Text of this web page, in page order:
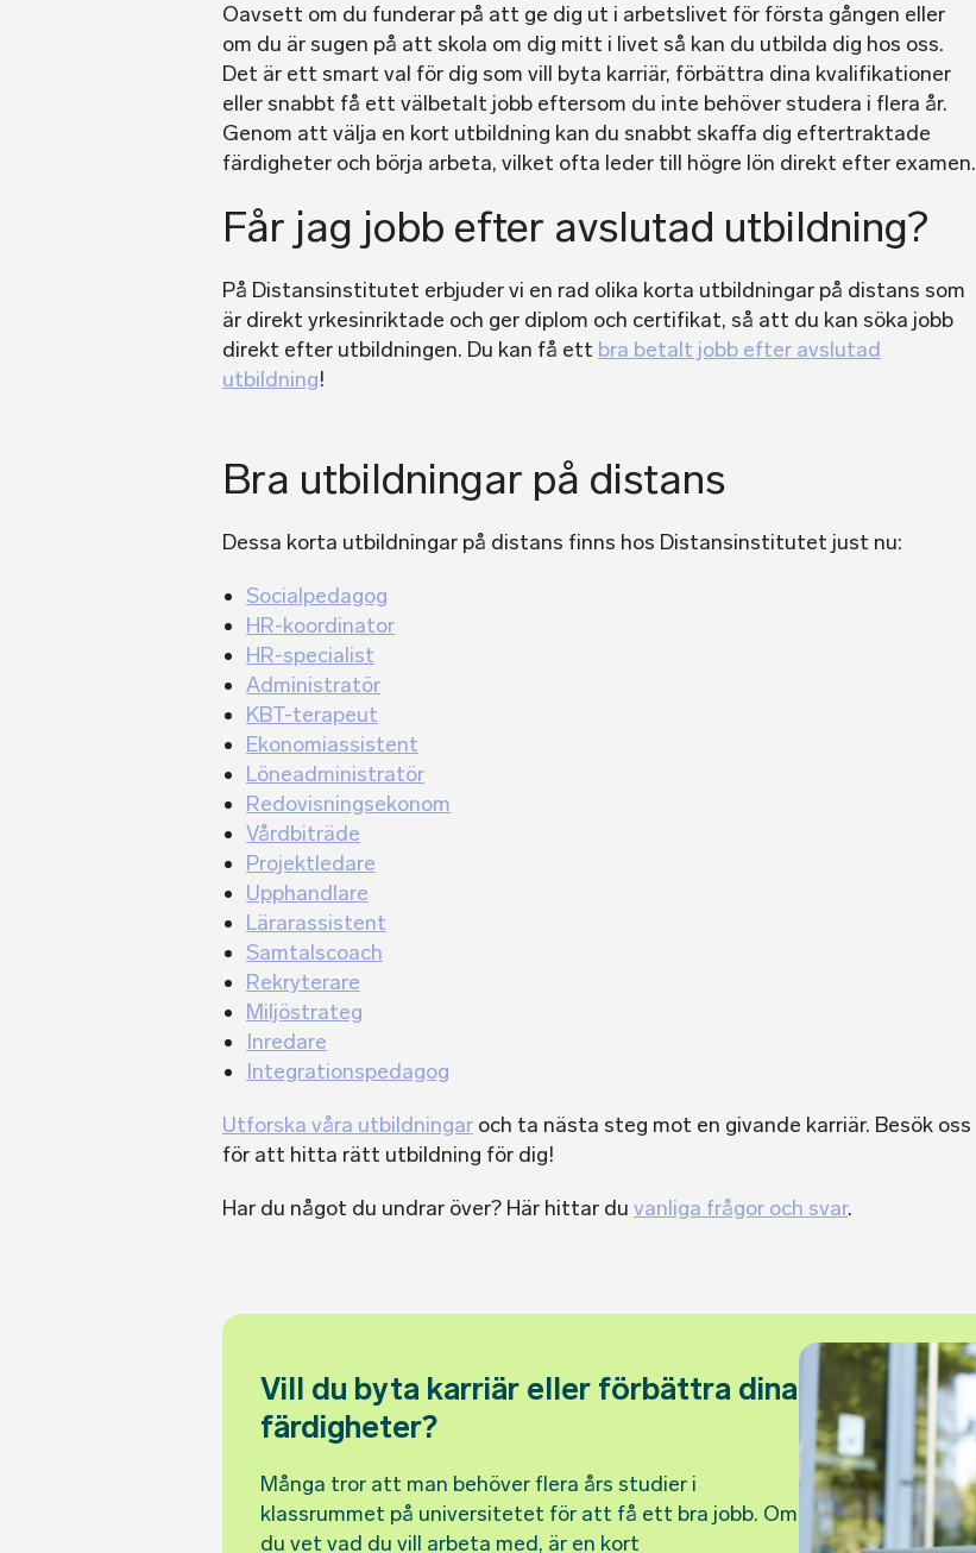
Oavsett om du funderar på att ge dig ut i arbetslivet för första gången eller
om du är sugen på att skola om dig mitt i livet så kan du utbilda dig hos oss.
Det är ett smart val för dig som vill byta karriär, förbättra dina kvalifikationer
eller snabbt få ett välbetalt jobb eftersom du inte behöver studera i flera år.
Genom att välja en kort utbildning kan du snabbt skaffa dig eftertraktade
färdigheter och börja arbeta, vilket ofta leder till högre lön direkt efter examen.
Får jag jobb efter avslutad utbildning?
På Distansinstitutet erbjuder vi en rad olika korta utbildningar på distans som
är direkt yrkesinriktade och ger diplom och certifikat, så att du kan söka jobb
direkt efter utbildningen. Du kan få ett bra betalt jobb efter avslutad
utbildning!
Bra utbildningar på distans
Dessa korta utbildningar på distans finns hos Distansinstitutet just nu:
Socialpedagog
HR-koordinator
HR-specialist
Administratör
KBT-terapeut
Ekonomiassistent
Löneadministratör
Redovisningsekonom
Vårdbiträde
Projektledare
Upphandlare
Lärarassistent
Samtalscoach
Rekryterare
Miljöstrateg
Inredare
Integrationspedagog
Utforska våra utbildningar och ta nästa steg mot en givande karriär. Besök oss
för att hitta rätt utbildning för dig!
Har du något du undrar över? Här hittar du vanliga frågor och svar.
Vill du byta karriär eller förbättra dina
färdigheter?
Många tror att man behöver flera års studier i
klassrummet på universitetet för att få ett bra jobb. Om
du vet vad du vill arbeta med, är en kort